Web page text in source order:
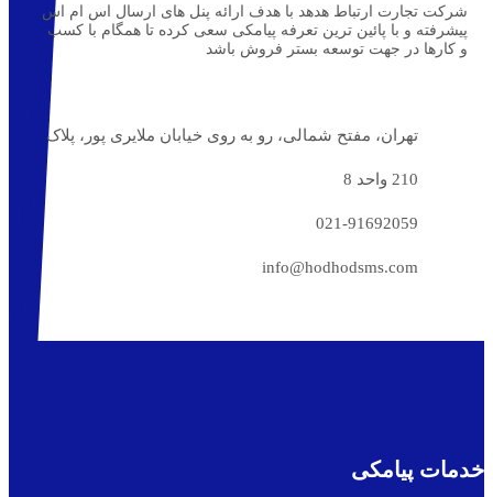
شرکت تجارت ارتباط هدهد با هدف ارائه پنل های ارسال اس ام اس
پیشرفته و با پائین ترین تعرفه پیامکی سعی کرده تا همگام با کسب
و کارها در جهت توسعه بستر فروش باشد
تهران، مفتح شمالی، رو به روی خیابان ملایری پور، پلاک
210 واحد 8
021-91692059
info@hodhodsms.com
خدمات پیامکی